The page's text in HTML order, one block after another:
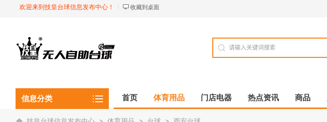
欢迎来到技皇台球信息发布中心！ 收藏到桌面
信息分类 首页 体育用品 门店电器 热点资讯 商品